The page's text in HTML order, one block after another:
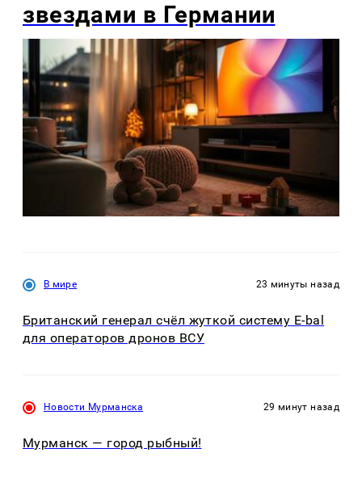
звездами в Германии
В мире 23 минуты назад
Британский генерал счёл жуткой систему E-bal
для операторов дронов ВСУ
Новости Мурманска 29 минут назад
Мурманск — город рыбный!